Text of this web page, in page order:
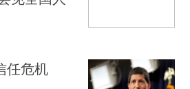
任危机